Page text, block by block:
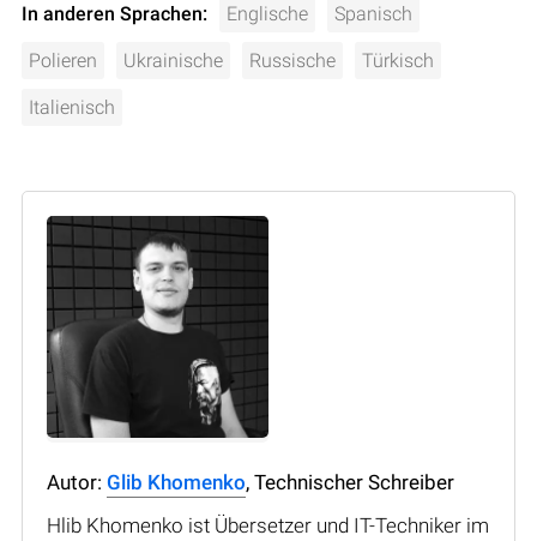
In anderen Sprachen: Englische Spanisch
Polieren Ukrainische Russische Türkisch
Italienisch
Autor: Glib Khomenko, Technischer Schreiber
Hlib Khomenko ist Übersetzer und IT-Techniker im